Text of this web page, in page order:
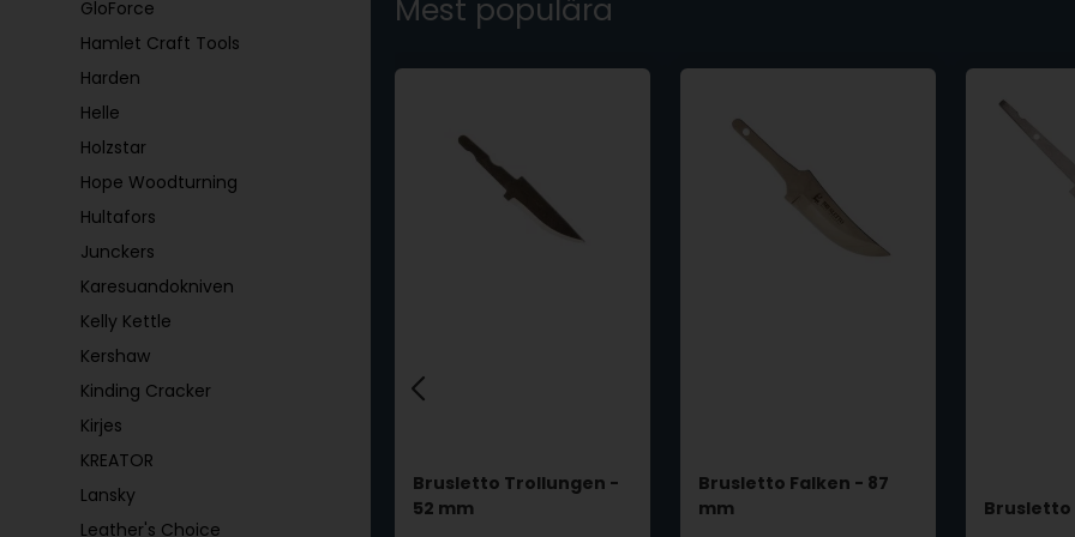
GloForce
Hamlet Craft Tools
Harden
Helle
Holzstar
Hope Woodturning
Hultafors
Junckers
Karesuandokniven
Kelly Kettle
Kershaw
Kinding Cracker
Kirjes
KREATOR
Lansky
Leather's Choice
Mest populära
Brusletto Hauk - 73 mm
Brusletto Trollungen -
52 mm
Brusletto Falken - 87
mm
Brusletto